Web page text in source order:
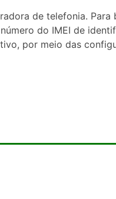
de telefonia.
do IMEI de
por meio das